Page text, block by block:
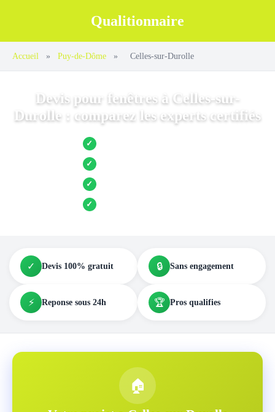
Qualitionnaire
Accueil » Puy-de-Dôme » Celles-sur-Durolle
Devis pour fenêtres à Celles-sur-
Durolle : comparez les experts certifiés
✓ Jusqu’à 3 devis comparés
✓ Entreprises locales vérifiées
✓ Pose garantie
✓ Aides et primes incluses
✓ Devis 100% gratuit 🔒 Sans engagement
⚡ Reponse sous 24h 🏆 Pros qualifies
🏠